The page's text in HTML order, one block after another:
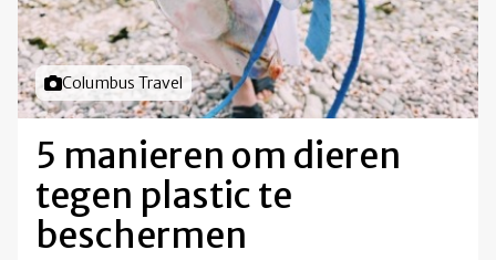
Foto door
Columbus Travel
5 manieren om dieren
tegen plastic te
beschermen